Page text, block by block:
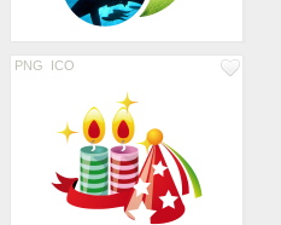
PNG ICO